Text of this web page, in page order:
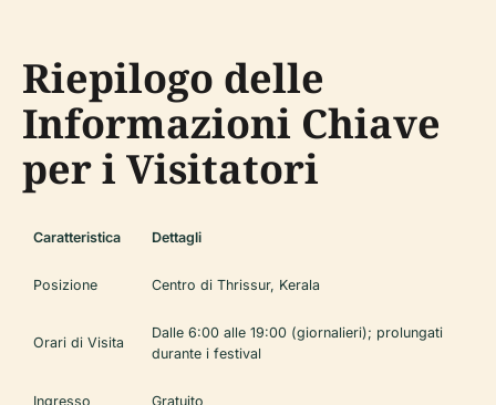
Riepilogo delle
Informazioni Chiave
per i Visitatori
Caratteristica Dettagli
Posizione Centro di Thrissur, Kerala
Orari di Visita
Dalle 6:00 alle 19:00 (giornalieri); prolungati
durante i festival
Ingresso Gratuito